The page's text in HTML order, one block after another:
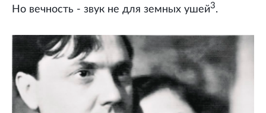
Но вечность - звук не для земных ушей3.